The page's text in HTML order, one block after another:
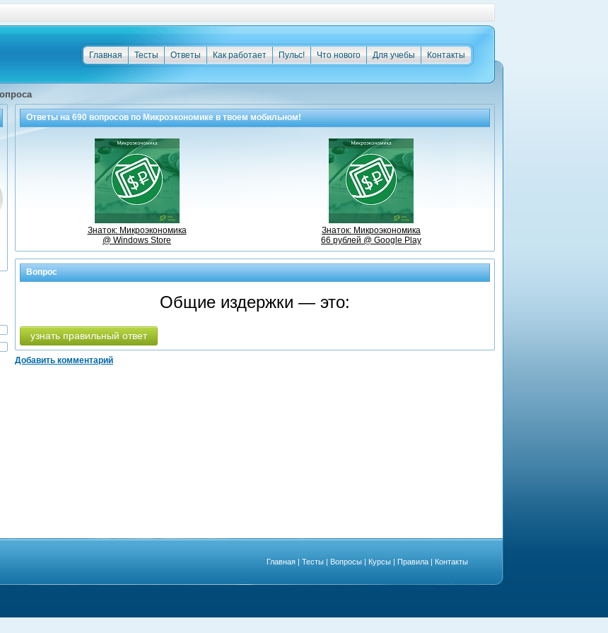
Контакты
Для учебы
Что нового
Пульс!
Как работает
Ответы
Тесты
Главная
Ответы на690вопросов поМикроэкономикев твоем мобильном!
Знаток: Микроэкономика
@ Windows Store
Знаток: Микроэкономика
66 рублей @ Google Play
Вопрос
Общие издержки — это:
узнать правильный ответ
Добавить комментарий
Главная | Тесты | Вопросы | Курсы | Правила | Контакты